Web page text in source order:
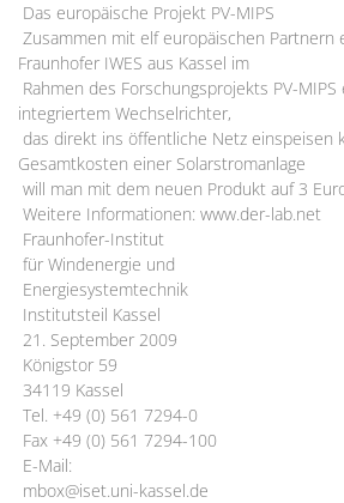
Das europäische Projekt PV-MIPS
Zusammen mit elf europäischen Partnern
Fraunhofer IWES aus Kassel im
Rahmen des Forschungsprojekts PV-
integriertem Wechselrichter,
das direkt ins öffentliche Netz einspeisen
Gesamtkosten einer Solarstromanlage
will man mit dem neuen Produkt auf 3
Weitere Informationen: www.der-lab.net
Fraunhofer-Institut
für Windenergie und
Energiesystemtechnik
Institutsteil Kassel
21. September 2009
Königstor 59
34119 Kassel
Tel. +49 (0) 561 7294-0
Fax +49 (0) 561 7294-100
E-Mail:
mbox@iset.uni-kassel.de